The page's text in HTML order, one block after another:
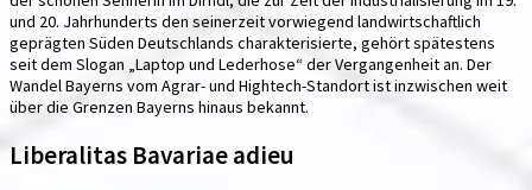
und 20. Jahrhunderts den seinerzeit vorwiegend landwirtschaftlich
geprägten Süden Deutschlands charakterisierte, gehört spätestens
seit dem Slogan „Laptop und Lederhose“ der Vergangenheit an. Der
Wandel Bayerns vom Agrar- und Hightech-Standort ist inzwischen weit
über die Grenzen Bayerns hinaus bekannt.
Liberalitas Bavariae adieu